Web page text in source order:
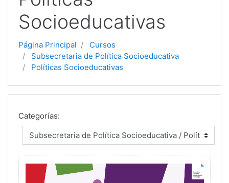
Socioeducativas
Página Principal
Cursos
Subsecretaria de Política Socioeducativa
Políticas Socioeducativas
Categorías: